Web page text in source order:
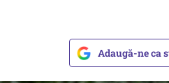
Adaugă-ne ca